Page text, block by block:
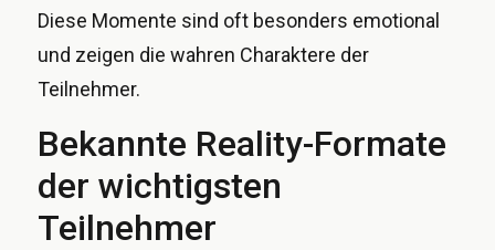
Diese Momente sind oft besonders emotional
und zeigen die wahren Charaktere der
Teilnehmer.
Bekannte Reality-Formate
der wichtigsten
Teilnehmer